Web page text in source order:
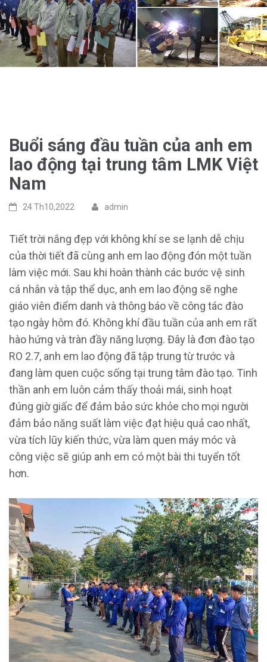
Buổi sáng đầu tuần của anh em
lao động tại trung tâm LMK Việt
Nam
24 Th10,2022 admin
Tiết trời nắng đẹp với không khí se se lạnh dễ chịu
của thời tiết đã cùng anh em lao động đón một tuần
làm việc mới. Sau khi hoàn thành các bước vệ sinh
cá nhân và tập thể dục, anh em lao động sẽ nghe
giáo viên điểm danh và thông báo về công tác đào
tạo ngày hôm đó. Không khí đầu tuần của anh em rất
hào hứng và tràn đầy năng lượng. Đây là đơn đào tạo
RO 2.7, anh em lao động đã tập trung từ trước và
đang làm quen cuộc sống tại trung tâm đào tạo. Tinh
thần anh em luôn cảm thấy thoải mái, sinh hoạt
đúng giờ giấc để đảm bảo sức khỏe cho mọi người
đảm bảo năng suất làm việc đạt hiệu quả cao nhất,
vừa tích lũy kiến thức, vừa làm quen máy móc và
công việc sẽ giúp anh em có một bài thi tuyển tốt
hơn.